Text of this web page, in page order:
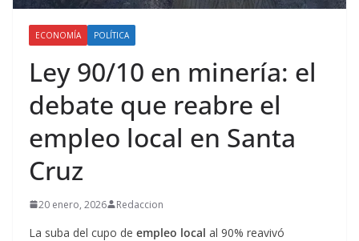
ECONOMÍA POLÍTICA
Ley 90/10 en minería: el
debate que reabre el
empleo local en Santa
Cruz
20 enero, 2026 Redaccion
La suba del cupo de empleo local al 90% reavivó